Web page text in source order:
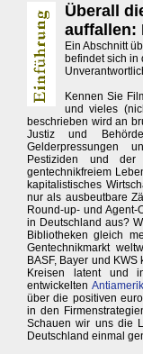
Überall
auffallen:
Ein Abschnitt
befindet sich in
Kennen Sie
und vieles
beschrieben wird an
Justiz und
Gelderpressungen
Pestiziden und
gentechnikfreiem
kapitalistisches
nur als ausbeutbare
Round-up- und
in Deutschland aus?
Bibliotheken gleich
Gentechnikmarkt
BASF, Bayer und
Kreisen latent und
entwickelten
über die positiven
in den
Schauen wir uns die
Deutschland einmal